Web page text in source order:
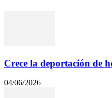
Crece la deportación de
04/06/2026